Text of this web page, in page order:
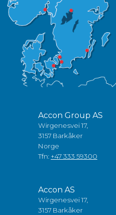
Accon Group AS
Wirgenesvei 17,
3157 Barkåker
Norge
Tfn: +47 333 59300
Accon AS
Wirgenesvei 17,
3157 Barkåker